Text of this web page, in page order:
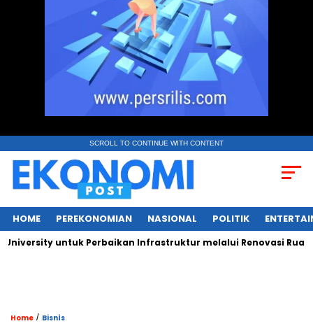
SCROLL TO CONTINUE WITH CONTENT
HOME PEREKONOMIAN NASIONAL POLITIK
untuk Perbaikan Infrastruktur melalui Renovasi Ruang
Home / Bisnìs